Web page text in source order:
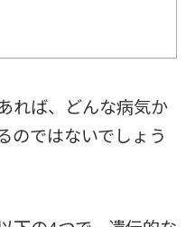
れば、どんな病気か
のではないでしょう